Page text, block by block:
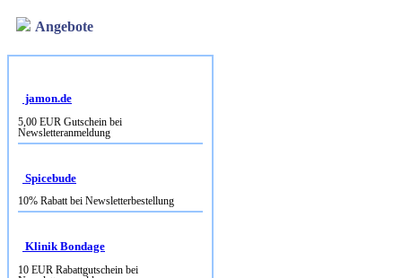
5,00 EUR Gutschein bei
Newsletteranmeldung
Spicebude
Klinik Bondage
Newsletteranmeldung